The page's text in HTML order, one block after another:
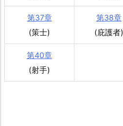
第37章
(策士)
第38章
(庇護者)
第40章
(射手)